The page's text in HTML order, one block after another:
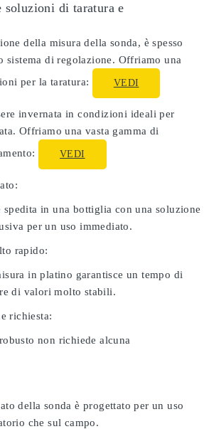
soluzioni di taratura e
della misura della sonda, è spesso
sistema di regolazione. Offriamo una
per la taratura:
VEDI
invernata in condizioni ideali per
Offriamo una vasta gamma di
VEDI
spedita in una bottiglia con una soluzione
per un uso immediato.
rapido:
in platino garantisce un tempo di
di valori molto stabili.
richiesta:
non richiede alcuna
della sonda è progettato per un uso
che sul campo.